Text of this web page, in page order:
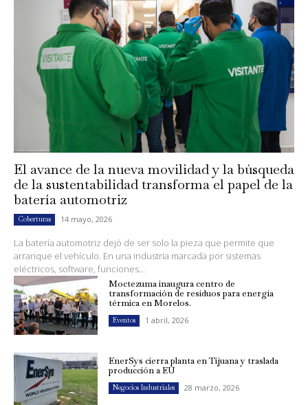
El avance de la nueva movilidad y la búsqueda
de la sustentabilidad transforma el papel de la
batería automotriz
Coberturas 14 mayo, 2026
La batería automotriz dejó de ser solo la pieza que permite que
arranque el vehículo. En una industria marcada por sistemas
eléctricos, software, funciones...
Moctezuma inaugura centro de
transformación de residuos para energía
térmica en Morelos.
Eventos 1 abril, 2026
EnerSys cierra planta en Tijuana y traslada
producción a EU
Negocios Industriales 28 marzo, 2026